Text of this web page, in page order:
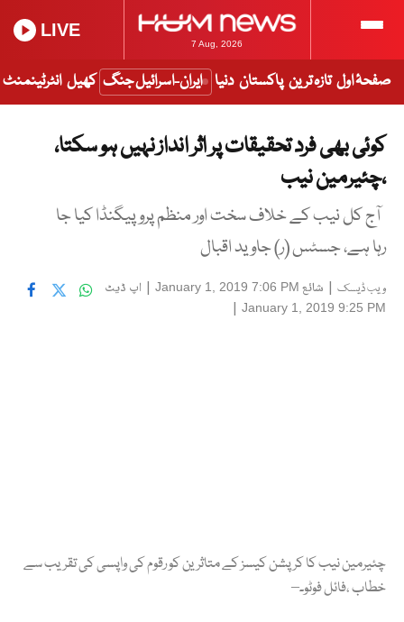
7 Aug, 2026
LIVE
صفحۂ اول تازہ ترین پاکستان دنیا ایران-اسرائیل جنگ کھیل انٹرٹینمنٹ
کوئی بھی فرد تحقیقات پر اثر انداز نہیں ہو سکتا،
،چئیرمین نیب
آج کل نیب کے خلاف سخت اور منظم پروپیگنڈا کیا جا
رہا ہے، جسٹس (ر) جاوید اقبال
ویب ڈیسک | شائع January 1, 2019 7:06 PM
| اپ ڈیٹ
January 1, 2019 9:25 PM
|
چئیرمین نیب کا کرپشن کیسز کے متاثرین کو رقوم کی واپسی کی تقریب سے
خطاب ،فائل فوٹو۔–